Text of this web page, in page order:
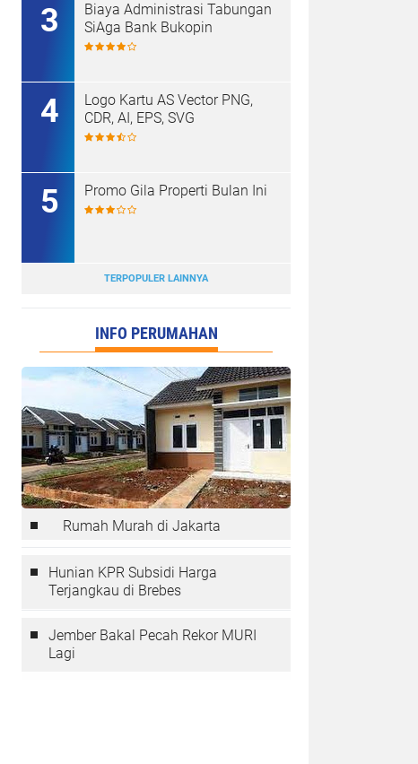
Biaya Administrasi Tabungan
SiAga Bank Bukopin
Logo Kartu AS Vector PNG,
CDR, AI, EPS, SVG
Promo Gila Properti Bulan Ini
TERPOPULER LAINNYA
INFO PERUMAHAN
Rumah Murah di Jakarta
Hunian KPR Subsidi Harga
Terjangkau di Brebes
Jember Bakal Pecah Rekor MURI
Lagi